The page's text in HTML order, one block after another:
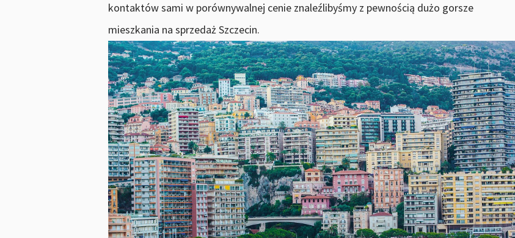
kontaktów sami w porównywalnej cenie znaleźlibyśmy z pewnością dużo gorsze
mieszkania na sprzedaż Szczecin.